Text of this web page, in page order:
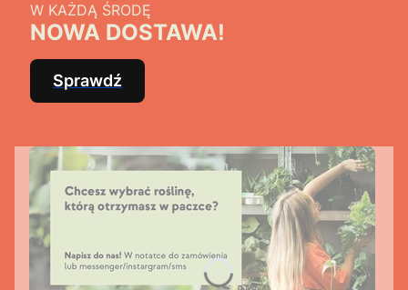
W KAŻDĄ ŚRODĘ
NOWA DOSTAWA!
Sprawdź